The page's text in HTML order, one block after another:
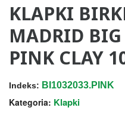
KLAPKI
MADRID BIG
PINK CLAY
Indeks: BI1032033.PINK
Kategoria: Klapki